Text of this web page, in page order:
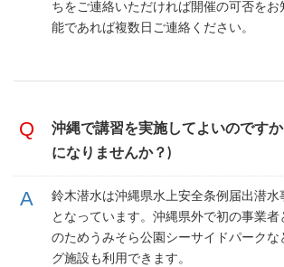
ちをご連絡いただければ開催の可否をお
能であれば複数日ご連絡ください。
沖縄で講習を実施してよいのです
になりませんか？)
鈴木潜水は沖縄県水上安全条例届出潜水
となっています。沖縄県外で初の事業者
のためうみそら公園シーサイドパークな
グ施設も利用できます。